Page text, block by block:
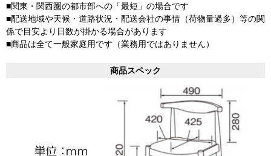
■関東・関西圏の都市部への「最短」の場合です
■配送地域や天候・道路状況・配送会社の事情（荷物量過多）等の関
係で目安より日数が掛かる場合があります
■商品は全て一般家庭用です（業務用ではありません）
商品スペック